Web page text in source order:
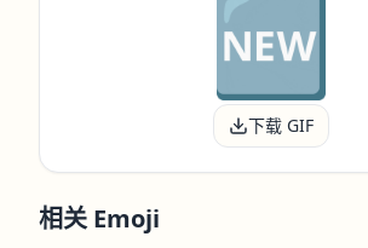
下载 GIF
相关 Emoji